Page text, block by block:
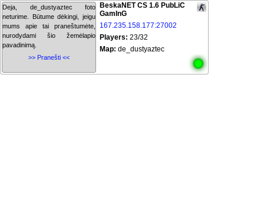
Deja, de_dustyaztec foto
neturime. Būtume dėkingi, jeigu
mums apie tai praneštumėte,
nurodydami šio žemėlapio
pavadinimą.
>> Pranešti <<
BeskaNET CS 1.6 PubLiC
GamInG
167.235.158.177:27002
Players: 23/32
Map: de_dustyaztec